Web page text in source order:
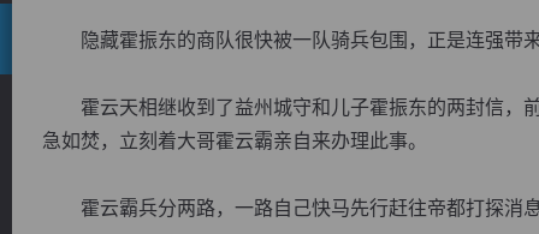
隐藏霍振东的商队很快被一队骑兵包围，正是连强带
霍云天相继收到了益州城守和儿子霍振东的两封信，
急如焚，立刻着大哥霍云霸亲自来办理此事。
霍云霸兵分两路，一路自己快马先行赶往帝都打探消